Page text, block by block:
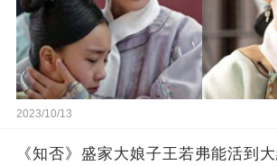
2023/10/13
《知否》盛家大娘子王若弗能活到